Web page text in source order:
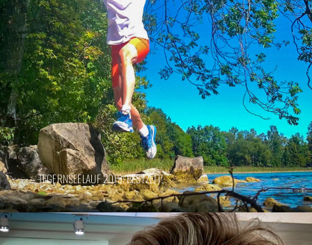
TEGERNSEELAUF 2019: BESTZEIT!